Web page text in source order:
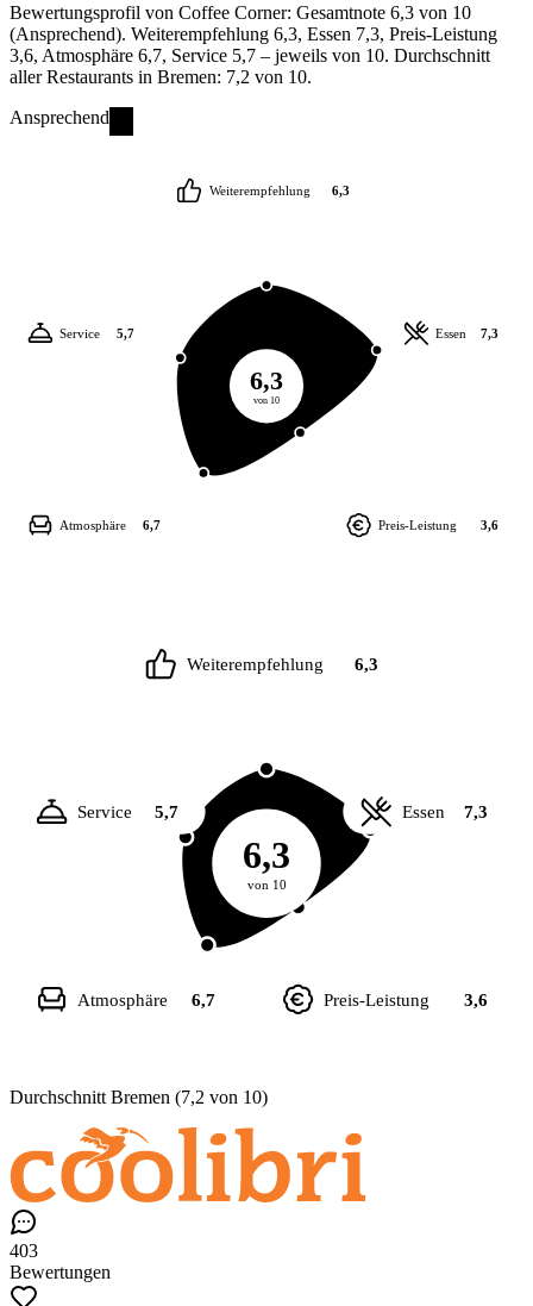
Bewertungsprofil von Coffee Corner: Gesamtnote 6,3 von 10
(Ansprechend). Weiterempfehlung 6,3, Essen 7,3, Preis-Leistung
3,6, Atmosphäre 6,7, Service 5,7 – jeweils von 10. Durchschnitt
aller Restaurants in Bremen: 7,2 von 10.
Ansprechend
6,3
von 10
Weiterempfehlung 6,3
Essen 7,3
Preis-Leistung 3,6
Atmosphäre 6,7
Service 5,7
6,3
von 10
Weiterempfehlung 6,3
Essen 7,3
Preis-Leistung 3,6
Atmosphäre 6,7
Service 5,7
Durchschnitt Bremen (7,2 von 10)
403
Bewertungen